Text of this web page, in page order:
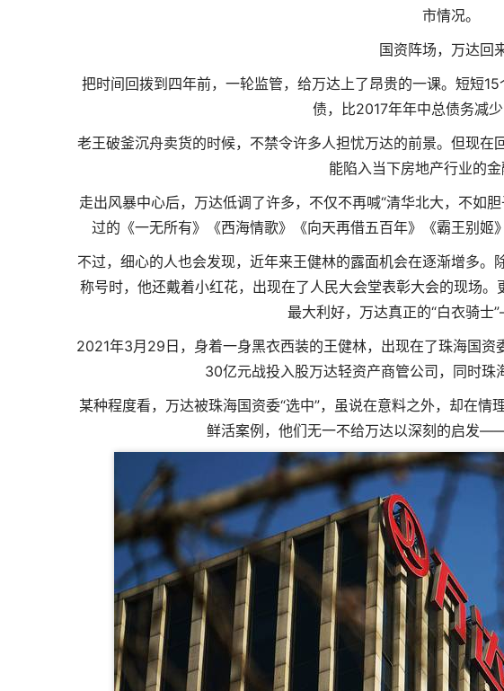
市情况。
国资阵场，万达回
把时间回拨到四年前，一轮监管，给万达上了昂贵的一课。短短
债，比2017年年中总债务减少
老王破釜沉舟卖货的时候，不禁令许多人担忧万达的前景。但现
能陷入当下房地产行业的金
走出风暴中心后，万达低调了许多，不仅不再喊“清华北大，不如
过的《一无所有》《西海情歌》《向天再借五百年》《霸王别姬
不过，细心的人也会发现，近年来王健林的露面机会在逐渐增多
称号时，他还戴着小红花，出现在了人民大会堂表彰大会的现场
最大利好，万达真正的“白衣骑士
2021年3月29日，身着一身黑衣西装的王健林，出现在了珠海国
30亿元战投入股万达轻资产商管公司，同时珠
某种程度看，万达被珠海国资委“选中”，虽说在意料之外，却在
鲜活案例，他们无一不给万达以深刻的启发